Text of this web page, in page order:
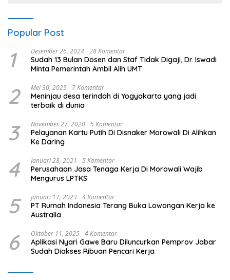
Popular Post
1 Desember 26, 2024 28 Komentar
Sudah 13 Bulan Dosen dan Staf Tidak Digaji, Dr. Iswadi
Minta Pemerintah Ambil Alih UMT
2 Mei 30, 2025 7 Komentar
Meninjau desa terindah di Yogyakarta yang jadi
terbaik di dunia
3 November 27, 2020 5 Komentar
Pelayanan Kartu Putih Di Disnaker Morowali Di Alihkan
Ke Daring
4 Januari 28, 2021 5 Komentar
Perusahaan Jasa Tenaga Kerja Di Morowali Wajib
Mengurus LPTKS
5 Januari 17, 2023 4 Komentar
PT Rumah Indonesia Terang Buka Lowongan Kerja ke
Australia
6 Oktober 11, 2025 4 Komentar
Aplikasi Nyari Gawe Baru Diluncurkan Pemprov Jabar
Sudah Diakses Ribuan Pencari Kerja